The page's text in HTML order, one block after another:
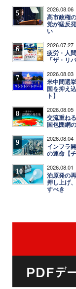
5 2026.08.06
高市政権
党が猛反
い
6 2026.07.27
疲労・人
「ザ・リ
7 2026.08.03
米中間選
国を抑え
ト】
8 2026.08.05
交流重ね
国包囲網
9 2026.08.04
インフラ
の運命【
10 2026.08.01
泊原発の
押し上げ
すべき